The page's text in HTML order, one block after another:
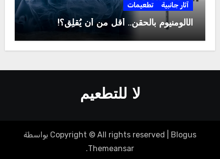
آثار جانبية تطعيمات
الألومنيوم بالحقن.. أقل من أن يُقلِق؟!
لا للتطعيم
Copyright © All rights reserved Blogus
بواسطة
Themeansar
.